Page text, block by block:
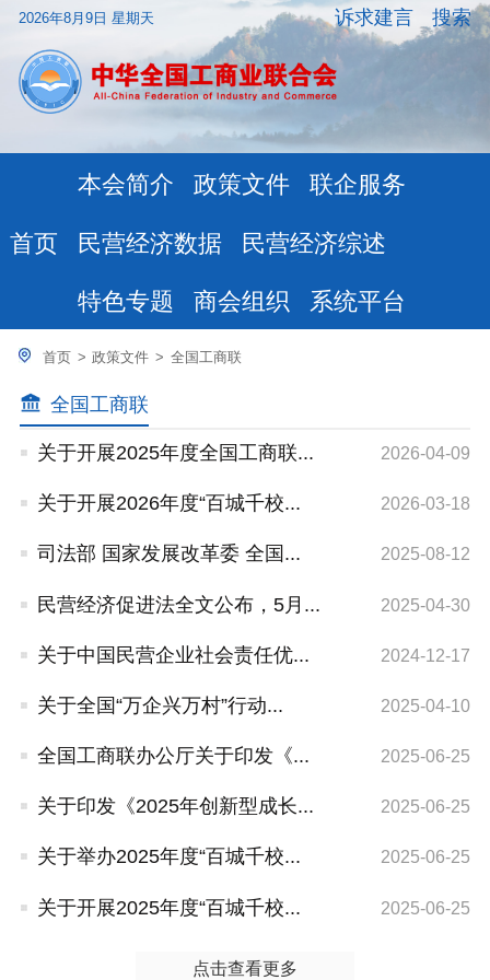
2026年8月9日 星期天 搜索
诉求建言
首页
本会简介 政策文件 联企服务
民营经济数据 民营经济综述
特色专题 商会组织 系统平台
首页 > 政策文件 > 全国工商联
全国工商联
关于开展2025年度全国工商联... 2026-04-09
关于开展2026年度“百城千校... 2026-03-18
司法部 国家发展改革委 全国... 2025-08-12
民营经济促进法全文公布，5月... 2025-04-30
关于中国民营企业社会责任优... 2024-12-17
关于全国“万企兴万村”行动... 2025-04-10
全国工商联办公厅关于印发《... 2025-06-25
关于印发《2025年创新型成长... 2025-06-25
关于举办2025年度“百城千校... 2025-06-25
关于开展2025年度“百城千校... 2025-06-25
点击查看更多